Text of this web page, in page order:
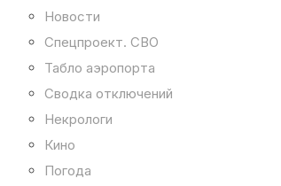
Новости
Спецпроект. СВО
Табло аэропорта
Сводка отключений
Некрологи
Кино
Погода